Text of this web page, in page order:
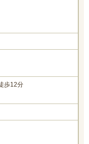
歩12分